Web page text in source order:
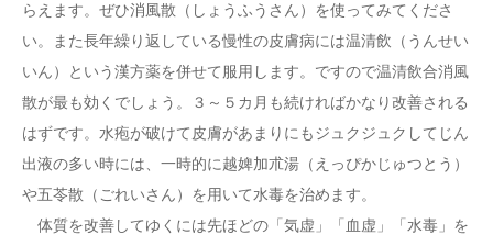
らえます。ぜひ消風散（しょうふうさん）を使ってみてくださ
い。また長年繰り返している慢性の皮膚病には温清飲（うんせい
いん）という漢方薬を併せて服用します。ですので温清飲合消風
散が最も効くでしょう。３～５カ月も続ければかなり改善される
はずです。水疱が破けて皮膚があまりにもジュクジュクしてじん
出液の多い時には、一時的に越婢加朮湯（えっぴかじゅつとう）
や五苓散（ごれいさん）を用いて水毒を治めます。
体質を改善してゆくには先ほどの「気虚」「血虚」「水毒」を